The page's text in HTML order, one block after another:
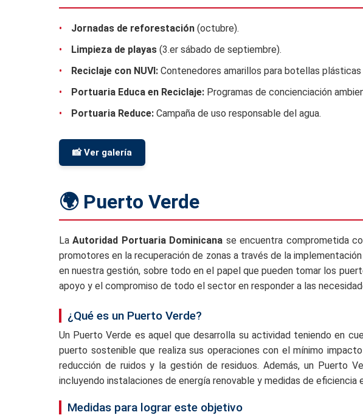
• Jornadas de reforestación (octubre).
•
Limpieza de playas (3.er sábado de septiembre).
•
Reciclaje con NUVI: Contenedores amarillos para botellas plásticas
•
Portuaria Educa en Reciclaje: Programas de concienciación
•
Portuaria Reduce: Campaña de uso responsable del agua.
📸 Ver galería
🌍 Puerto Verde
LaAutoridad Portuaria Dominicana se encuentra comprometida
promotores en la recuperación de zonas a través de la
en nuestra gestión, sobre todo en el papel que pueden tomar los
apoyo y el compromiso de todo el sector en responder a las
¿Qué es un Puerto Verde?
Un Puerto Verde es aquel que desarrolla su actividad teniendo en
puerto sostenible que realiza sus operaciones con el mínimo
reducción de ruidos y la gestión de residuos. Además, un Puerto
incluyendo instalaciones de energía renovable y medidas de eficiencia
Medidas para lograr este objetivo